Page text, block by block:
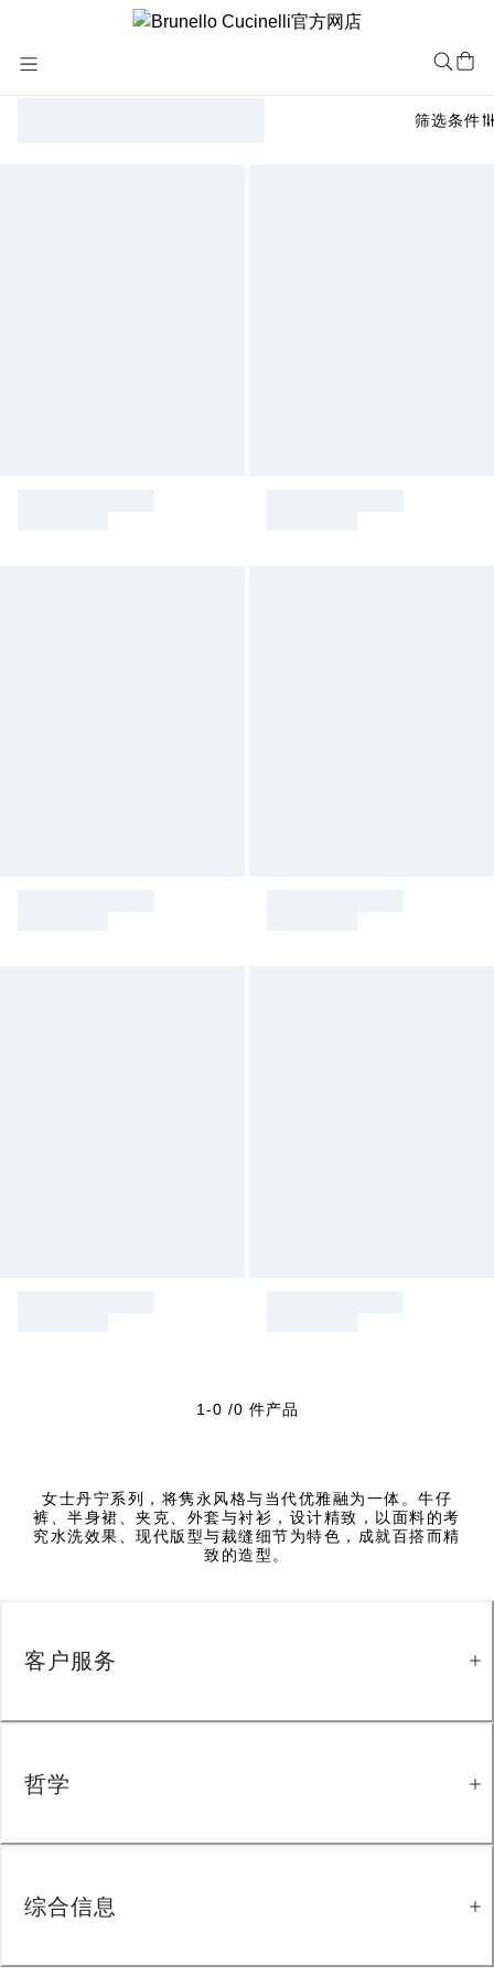
Content
筛选条件
1-0 /0 件产品
女士丹宁系列，将隽永风格与当代优雅融为一体。牛仔
裤、半身裙、夹克、外套与衬衫，设计精致，以面料的考
究水洗效果、现代版型与裁缝细节为特色，成就百搭而精
致的造型。
客户服务
哲学
综合信息